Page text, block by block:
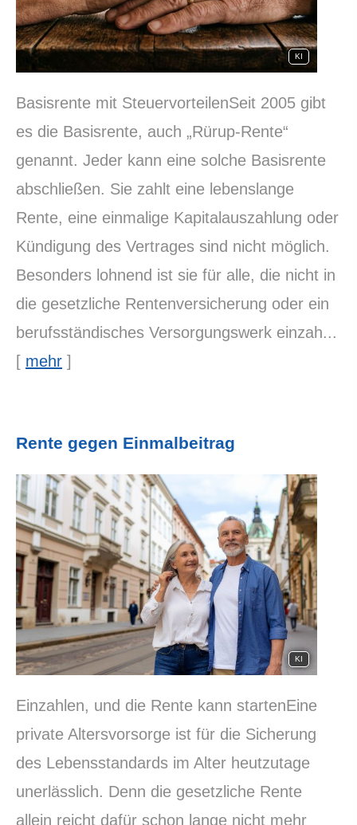
KI
Basisrente mit SteuervorteilenSeit 2005 gibt
es die Basisrente, auch „Rürup-Rente“
genannt. Jeder kann eine solche Basisrente
abschließen. Sie zahlt eine lebenslange
Rente, eine einmalige Kapitalauszahlung oder
Kündigung des Vertrages sind nicht möglich.
Besonders lohnend ist sie für alle, die nicht in
die gesetzliche Rentenversicherung oder ein
berufsständisches Versorgungswerk einzah...
[ mehr ]
Rente gegen Einmalbeitrag
KI
Einzahlen, und die Rente kann startenEine
private Alters­vorsorge ist für die Sicherung
des Lebensstandards im Alter heutzutage
unerlässlich. Denn die gesetzliche Rente
allein reicht dafür schon lange nicht mehr